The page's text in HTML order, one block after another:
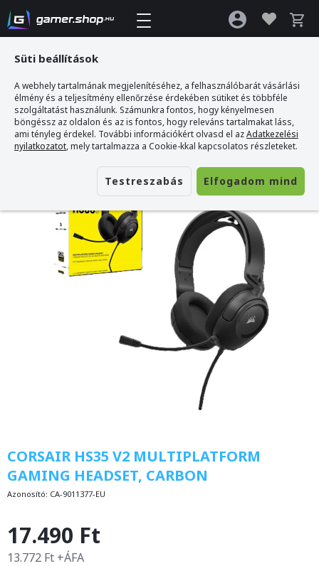
Gamer webshop >CORSAIR HS35 v2 Multiplatform Gaming Headset, Carbon
CORSAIR HS35 V2 MULTIPLATFORM
GAMING HEADSET, CARBON
Azonosító: CA-9011377-EU
17.490 Ft
13.772 Ft +ÁFA
Süti beállítások
A webhely tartalmának megjelenítéséhez, a felhasználóbarát vásárlási
élmény és a teljesítmény ellenőrzése érdekében sütiket és többféle
szolgáltatást használunk. Számunkra fontos, hogy kényelmesen
böngéssz az oldalon és az is fontos, hogy releváns tartalmakat láss,
ami tényleg érdekel. További információkért olvasd el azAdatkezelési
nyilatkozatot, mely tartalmazza a Cookie-kkal kapcsolatos részleteket.
Testreszabás Elfogadom mind